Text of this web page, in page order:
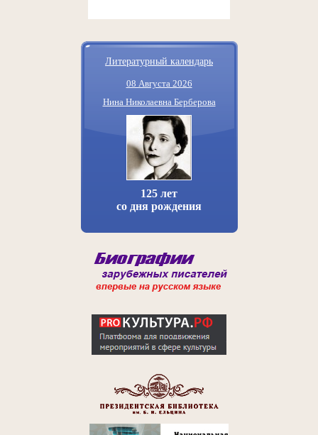
Литературный календарь
08 Августа 2026
Нина Николаевна Берберова
125 лет
со дня рождения